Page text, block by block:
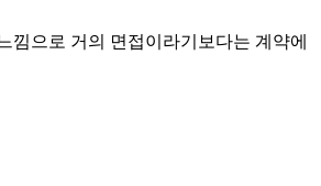
낌으로 거의 면접이라기보다는 계약에